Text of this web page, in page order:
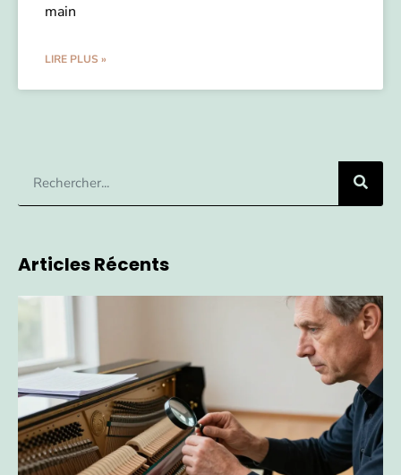
main
LIRE PLUS »
Articles Récents